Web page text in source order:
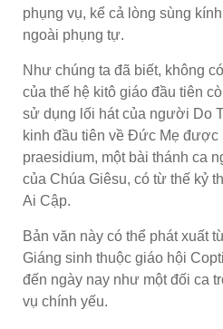
phụng vụ, kể cả lòng sùng
ngoài phụng tự.
Như chúng ta đã biết, không
của thế hệ kitô giáo đầu tiên
sử dụng lối hát của người Do
kinh đầu tiên về Đức Mẹ được
praesidium, một bài thánh ca
của Chúa Giêsu, có từ thế kỷ
Ai Cập.
Bản văn này có thể phát xuất
Giáng sinh thuộc giáo hội
đến ngày nay như một đối ca
vụ chính yếu.